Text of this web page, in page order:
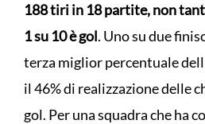
188 tiri in 18 partite, non
1 su 10 è gol. Uno su due
terza miglior percentuale
il 46% di realizzazione delle
gol. Per una squadra che ha